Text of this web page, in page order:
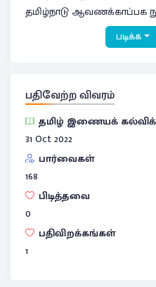
தமிழ்நாடு ஆவணக்காப்பக
படிக்க
பதிவேற்ற விவரம்
தமிழ் இணையக்
31 Oct 2022
பார்வைகள்
168
பிடித்தவை
0
பதிவிறக்கங்கள்
1